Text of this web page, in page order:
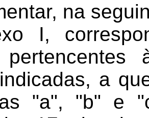
na
I,
pertencentes
a
"a", "b" e